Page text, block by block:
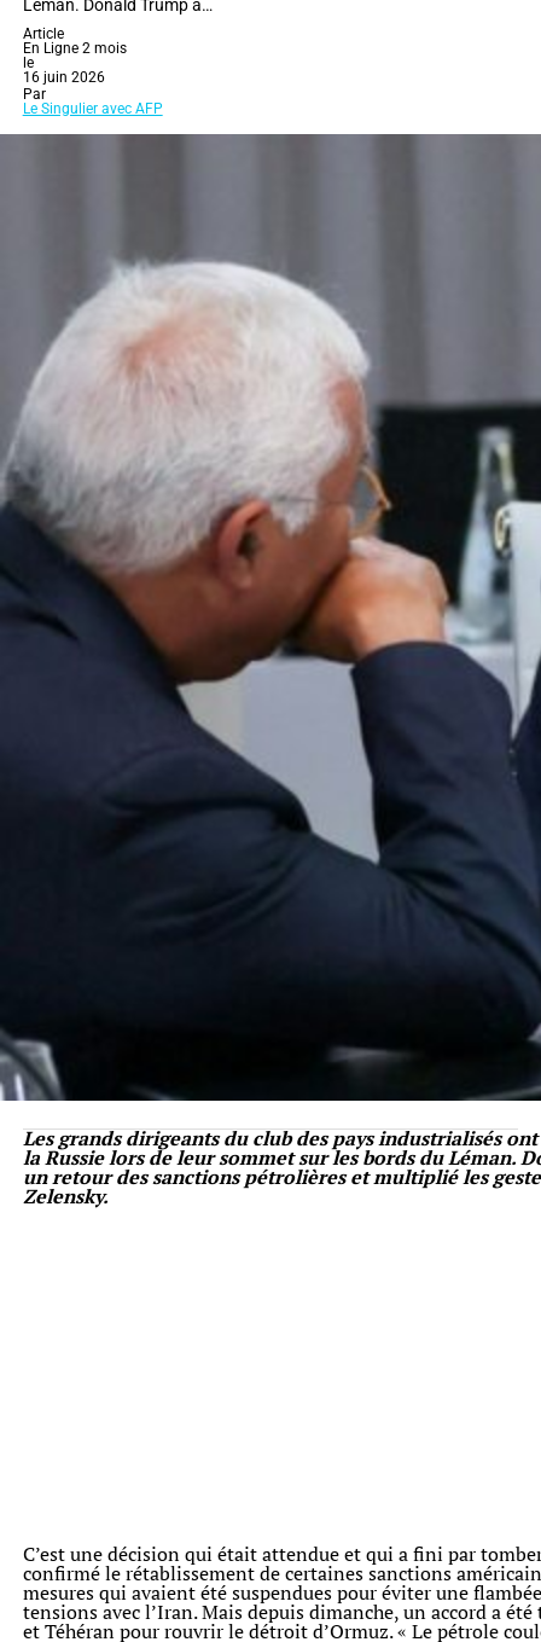
Léman. Donald Trump a…
Article
En Ligne 2 mois
le
16 juin 2026
Par
Le Singulier avec AFP
Les grands dirigeants du club des pays industrialisés
la Russie lors de leur sommet sur les bords du Léman.
un retour des sanctions pétrolières et multiplié les
Zelensky.
C’est une décision qui était attendue et qui a fini par
confirmé le rétablissement de certaines sanctions
mesures qui avaient été suspendues pour éviter une
tensions avec l’Iran. Mais depuis dimanche, un accord a
et Téhéran pour rouvrir le détroit d’Ormuz. « Le pétrole